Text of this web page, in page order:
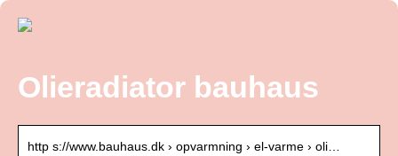
Olieradiator bauhaus
http s://www.bauhaus.dk › opvarmning › el-varme › oli…